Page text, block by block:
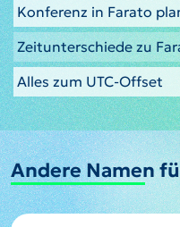
Konferenz in Farato
Zeitunterschiede zu
Alles zum UTC-Offset
Andere Namen